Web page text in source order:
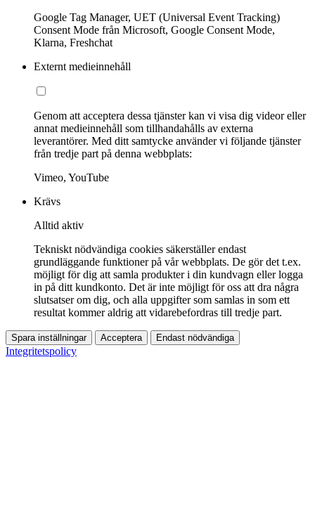
Google Tag Manager, UET (Universal Event Tracking)
Consent Mode från Microsoft, Google Consent Mode,
Klarna, Freshchat
Externt medieinnehåll
Genom att acceptera dessa tjänster kan vi visa dig videor eller
annat medieinnehåll som tillhandahålls av externa
leverantörer. Med ditt samtycke använder vi följande tjänster
från tredje part på denna webbplats:
Vimeo, YouTube
Krävs
Alltid aktiv
Tekniskt nödvändiga cookies säkerställer endast
grundläggande funktioner på vår webbplats. De gör det t.ex.
möjligt för dig att samla produkter i din kundvagn eller logga
in på ditt kundkonto. Det är inte möjligt för oss att dra några
slutsatser om dig, och alla uppgifter som samlas in som ett
resultat kommer aldrig att vidarebefordras till tredje part.
Spara inställningar Acceptera Endast nödvändiga
Integritetspolicy